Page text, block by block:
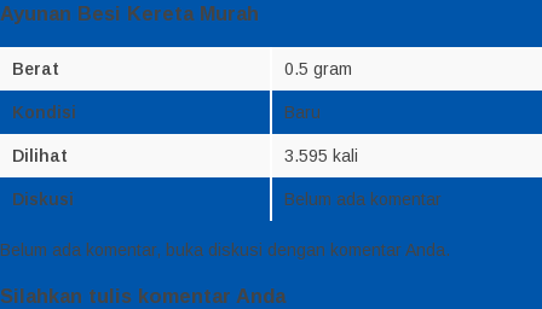
Ayunan Besi Kereta Murah
Berat 0.5 gram
Kondisi Baru
Dilihat 3.595 kali
Diskusi Belum ada komentar
Belum ada komentar, buka diskusi dengan komentar Anda.
Silahkan tulis komentar Anda